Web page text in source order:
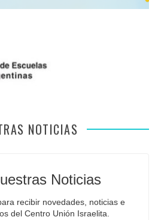
NOTICIAS
Noticias
recibir novedades, noticias e
del Centro Unión Israelita.